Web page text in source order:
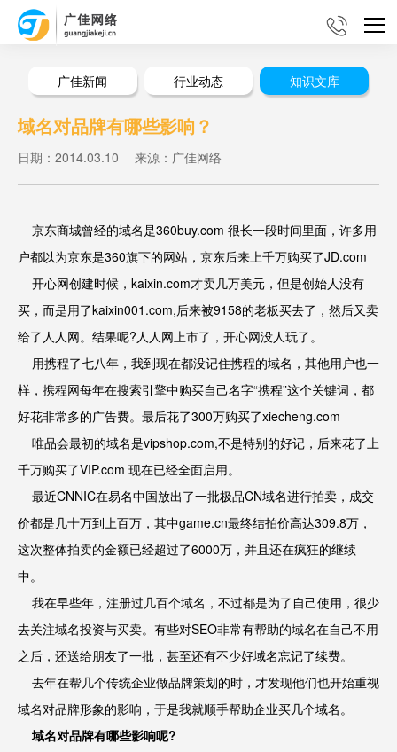
广佳新闻 行业动态 知识文库
域名对品牌有哪些影响？
日期：2014.03.10 来源：广佳网络
京东商城曾经的域名是360buy.com 很长一段时间里面，许多用
户都以为京东是360旗下的网站，京东后来上千万购买了JD.com
开心网创建时候，kaixin.com才卖几万美元，但是创始人没有
买，而是用了kaixin001.com,后来被9158的老板买去了，然后又卖
给了人人网。结果呢?人人网上市了，开心网没人玩了。
用携程了七八年，我到现在都没记住携程的域名，其他用户也一
样，携程网每年在搜索引擎中购买自己名字“携程”这个关键词，都
好花非常多的广告费。最后花了300万购买了xiecheng.com
唯品会最初的域名是vipshop.com,不是特别的好记，后来花了上
千万购买了VIP.com 现在已经全面启用。
最近CNNIC在易名中国放出了一批极品CN域名进行拍卖，成交
价都是几十万到上百万，其中game.cn最终结拍价高达309.8万，
这次整体拍卖的金额已经超过了6000万，并且还在疯狂的继续
中。
我在早些年，注册过几百个域名，不过都是为了自己使用，很少
去关注域名投资与买卖。有些对SEO非常有帮助的域名在自己不用
之后，还送给朋友了一批，甚至还有不少好域名忘记了续费。
去年在帮几个传统企业做品牌策划的时，才发现他们也开始重视
域名对品牌形象的影响，于是我就顺手帮助企业买几个域名。
域名对品牌有哪些影响呢?